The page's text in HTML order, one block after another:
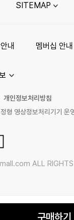
구매하기
SITEMAP
내 멤버십 안내
개인정보처리방침
형 영상정보처리기기 운
ALL RIGHTS